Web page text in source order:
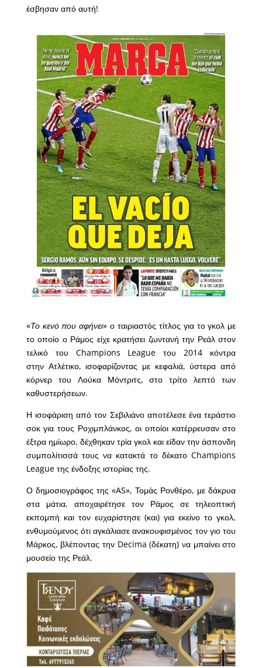
έσβησαν από αυτή!
«Το κενό που αφήνει» ο ταιριαστός τίτλος για το γκολ με
το οποίο ο Ράμος είχε κρατήσει ζωντανή την Ρεάλ στον
τελικό του Champions League του 2014 κόντρα
στην Ατλέτικο, ισοφαρίζοντας με κεφαλιά, ύστερα από
κόρνερ του Λούκα Μόντριτς, στο τρίτο λεπτό των
καθυστερήσεων.
Η ισοφάριση από τον Σεβιλιάνο αποτέλεσε ένα τεράστιο
σοκ για τους Ροχιμπλάνκος, οι οποίοι κατέρρευσαν στο
έξτρα ημίωρο, δέχθηκαν τρία γκολ και είδαν την άσπονδη
συμπολίτισσά τους να κατακτά το δέκατο Champions
League της ένδοξης ιστορίας της.
Ο δημοσιογράφος της «AS», Τομάς Ρονθέρο, με δάκρυα
στα μάτια, αποχαιρέτησε τον Ράμος σε τηλεοπτική
εκπομπή και τον ευχαρίστησε (και) για εκείνο το γκολ,
ενθυμούμενος ότι αγκάλιασε ανακουφισμένος τον γιο του
Μάρκος, βλέποντας την Decima (δέκατη) να μπαίνει στο
μουσείο της Ρεάλ.